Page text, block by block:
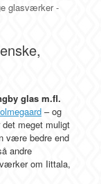
glasværker -
glas m.fl.
– og
meget muligt
være bedre end
andre
om Iittala,